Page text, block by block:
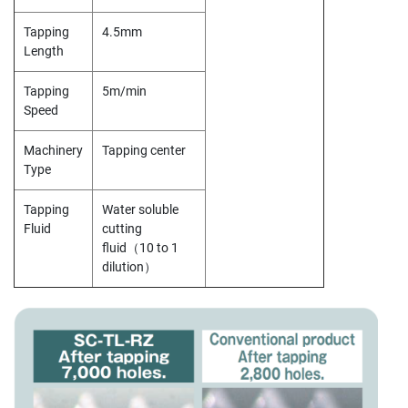
O
R
B
L
I
D
H
L
E
W
A
S
Tapping
Length
4.5mm
Tapping
Speed
5m/min
Machinery
Type
Tapping center
Tapping
Fluid
Water soluble
cutting
fluid（10 to 1
dilution）